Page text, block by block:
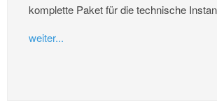
komplette Paket für die technische
weiter...